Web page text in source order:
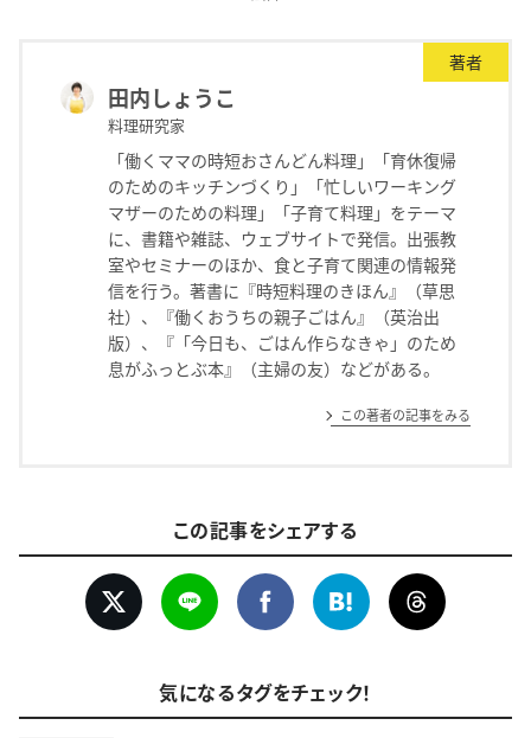
著者
田内しょうこ
料理研究家
「働くママの時短おさんどん料理」「育休復帰
のためのキッチンづくり」「忙しいワーキング
マザーのための料理」「子育て料理」をテーマ
に、書籍や雑誌、ウェブサイトで発信。出張教
室やセミナーのほか、食と子育て関連の情報発
信を行う。著書に『時短料理のきほん』（草思
社）、『働くおうちの親子ごはん』（英治出
版）、『「今日も、ごはん作らなきゃ」のため
息がふっとぶ本』（主婦の友）などがある。
この著者の記事をみる
この記事をシェアする
気になるタグをチェック！